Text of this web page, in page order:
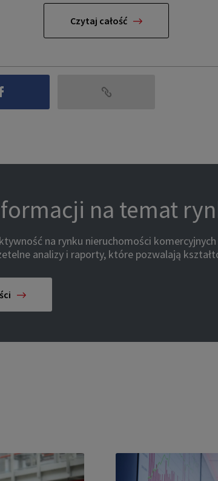
Czytaj całość
na temat
na rynku nieruchomości
analizy i raporty, które pozwalają